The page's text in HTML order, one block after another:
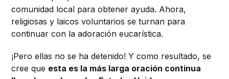
comunidad local para obtener ayuda. Ahora,
religiosas y laicos voluntarios se turnan para
continuar con la adoración eucarística.
¡Pero ellas no se ha detenido! Y como resultado, se
cree que esta es la más larga oración continua